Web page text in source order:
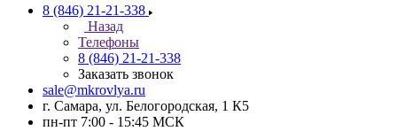
8 (846) 21-21-338
Назад
Телефоны
8 (846) 21-21-338
Заказать звонок
sale@mkrovlya.ru
г. Самара, ул. Белогородская, 1 К5
пн-пт 7:00 - 15:45 МСК